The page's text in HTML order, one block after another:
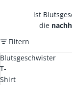
ist
die
Filtern
Blutsgeschwister
T-
Shirt